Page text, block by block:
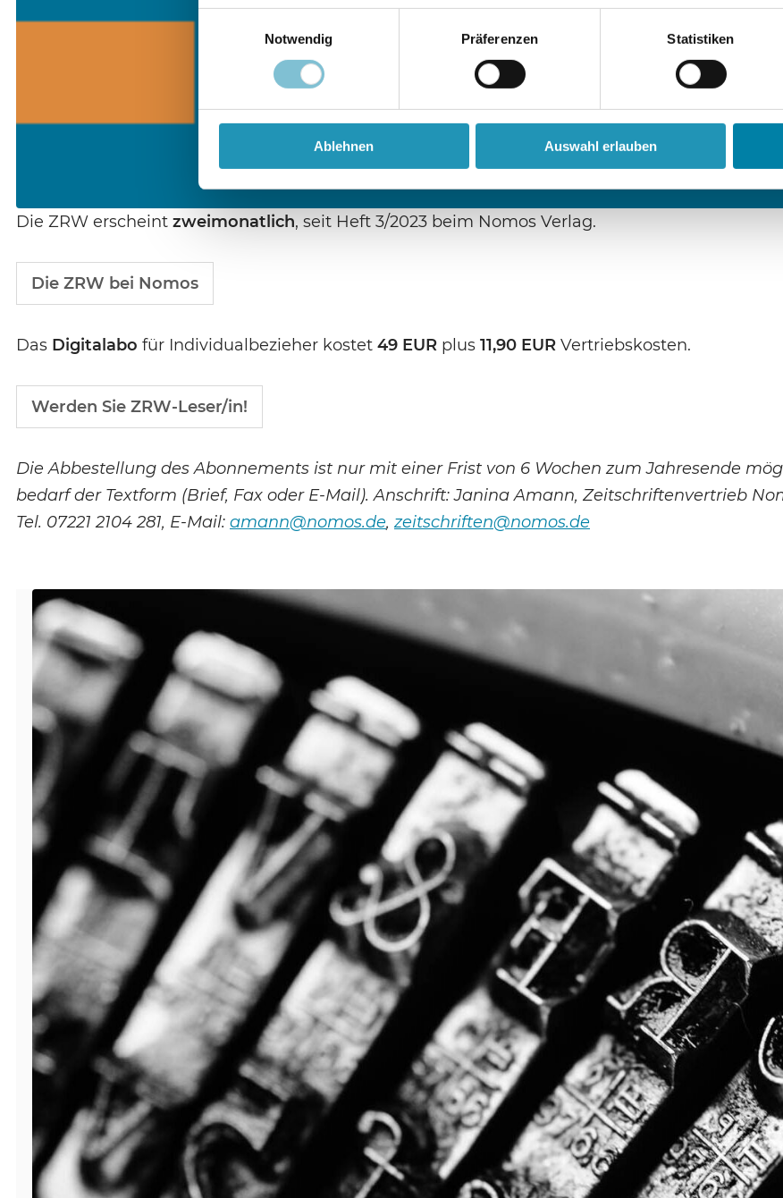
Notwendig
Präferenzen Statistiken
Ablehnen Auswahl erlauben
Die ZRW erscheint zweimonatlich, seit Heft 3/2023 beim Nomos Verlag.
Die ZRW bei Nomos
Das Digitalabo für Individualbezieher kostet 49 EUR plus 11,90 EUR Vertriebskosten.
Werden Sie ZRW-Leser/in!
Die Abbestellung des Abonnements ist nur mit einer Frist von 6 Wochen zum Jahresende
bedarf der Textform (Brief, Fax oder E-Mail). Anschrift: Janina Amann, Zeitschriftenvertrieb
Tel. 07221 2104 281, E-Mail: amann@nomos.de,zeitschriften@nomos.de